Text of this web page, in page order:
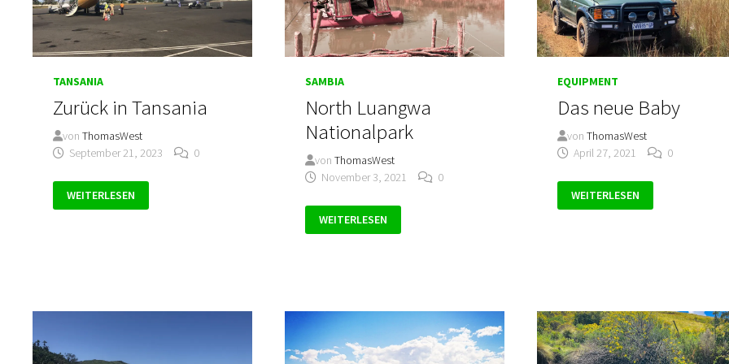
TANSANIA
Zurück in Tansania
vonThomasWest
September 21, 2023
0
ZURÜCK
IN
TANSANIA
WEITERLESEN
SAMBIA
North Luangwa
Nationalpark
vonThomasWest
November 3, 2021
0
NORTH
LUANGWA
NATIONALPARK
WEITERLESEN
EQUIPMENT
Das neue Baby
vonThomasWest
April 27, 2021
0
DAS
NEUE
BABY
WEITERLESEN